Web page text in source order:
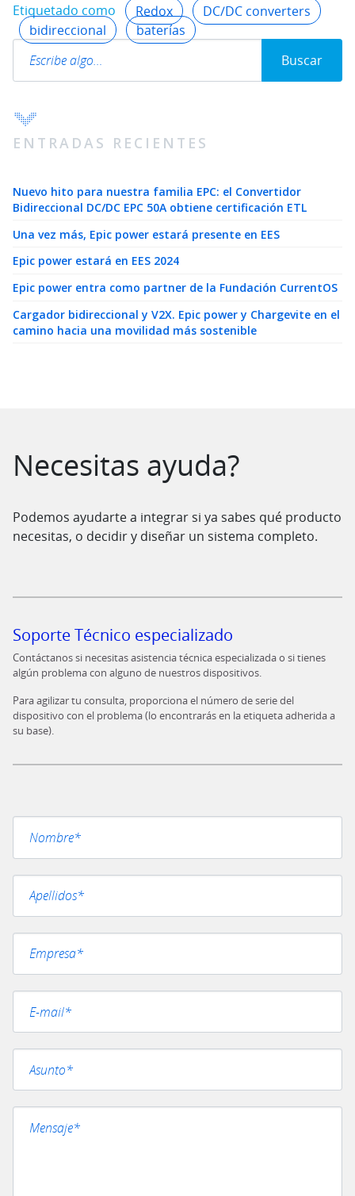
Etiquetado como Redox
DC/DC converters
bidireccional
baterías
Search
Buscar
ENTRADAS RECIENTES
Nuevo hito para nuestra familia EPC: el Convertidor
Bidireccional DC/DC EPC 50A obtiene certificación ETL
Una vez más, Epic power estará presente en EES
Epic power estará en EES 2024
Epic power entra como partner de la Fundación CurrentOS
Cargador bidireccional y V2X. Epic power y Chargevite en el
camino hacia una movilidad más sostenible
Necesitas ayuda?
Podemos ayudarte a integrar si ya sabes qué producto
necesitas, o decidir y diseñar un sistema completo.
Soporte Técnico especializado
Contáctanos si necesitas asistencia técnica especializada o si tienes
algún problema con alguno de nuestros dispositivos.
Para agilizar tu consulta, proporciona el número de serie del
dispositivo con el problema (lo encontrarás en la etiqueta adherida a
su base).